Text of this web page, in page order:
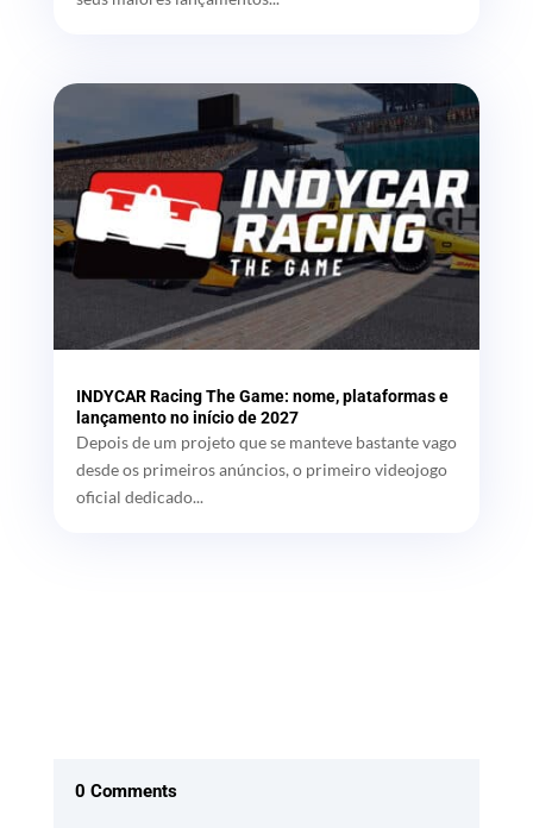
INDYCAR Racing The Game: nome, plataformas e
lançamento no início de 2027
Depois de um projeto que se manteve bastante vago
desde os primeiros anúncios, o primeiro videojogo
oficial dedicado...
0 Comments